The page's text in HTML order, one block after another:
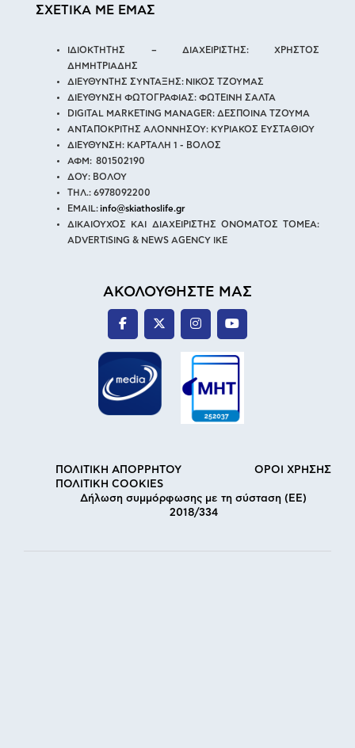
ΣΧΕΤΙΚΑ ΜΕ ΕΜΑΣ
ΙΔΙΟΚΤΗΤΗΣ – ΔΙΑΧΕΙΡΙΣΤΗΣ: ΧΡΗΣΤΟΣ
ΔΗΜΗΤΡΙΑΔΗΣ
ΔΙΕΥΘΥΝΤΗΣ ΣΥΝΤΑΞΗΣ: ΝΙΚΟΣ ΤΖΟΥΜΑΣ
ΔΙΕΥΘΥΝΣΗ ΦΩΤΟΓΡΑΦΙΑΣ: ΦΩΤΕΙΝΗ ΣΑΛΤΑ
DIGITAL MARKETING MANAGER: ΔΕΣΠΟΙΝΑ ΤΖΟΥΜΑ
ΑΝΤΑΠΟΚΡΙΤΗΣ ΑΛΟΝΝΗΣΟΥ: ΚΥΡΙΑΚΟΣ ΕΥΣΤΑΘΙΟΥ
ΔΙΕΥΘΥΝΣΗ: ΚΑΡΤΑΛΗ 1 - ΒΟΛΟΣ
ΑΦΜ: 801502190
ΔΟΥ: ΒΟΛΟΥ
ΤΗΛ.: 6978092200
EMAIL:info@skiathoslife.gr
ΔΙΚΑΙΟΥΧΟΣ ΚΑΙ ΔΙΑΧΕΙΡΙΣΤΗΣ ΟΝΟΜΑΤΟΣ ΤΟΜΕΑ:
ADVERTISING & NEWS AGENCY IKE
ΑΚΟΛΟΥΘΗΣΤΕ ΜΑΣ
ΠΟΛΙΤΙΚΗ ΑΠΟΡΡΗΤΟΥ
ΟΡΟΙ ΧΡΗΣΗΣ
ΠΟΛΙΤΙΚΗ COOKIES
Δήλωση συμμόρφωσης με τη σύσταση (ΕΕ)
2018/334